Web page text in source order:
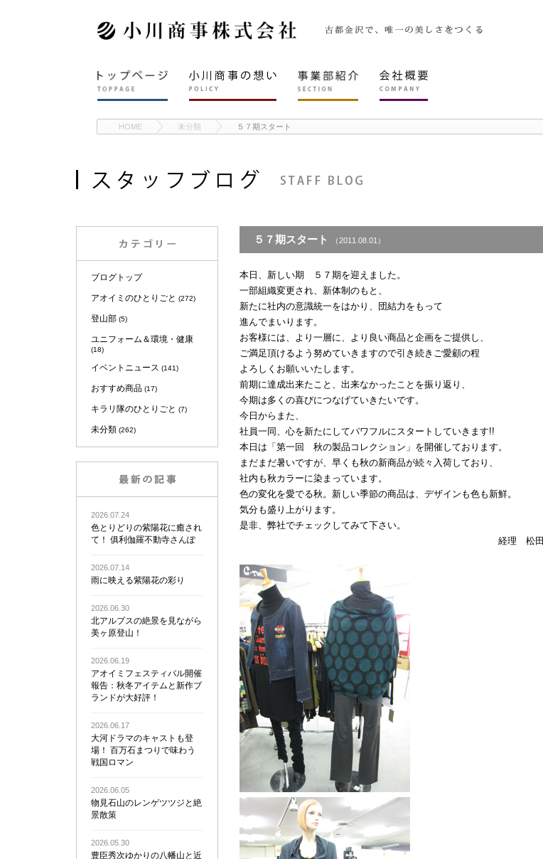
HOME 未分類 ５７期スタート
ブログトップ
アオイミのひとりごと (272)
登山部 (5)
ユニフォーム＆環境・健康
(18)
イベントニュース (141)
おすすめ商品 (17)
キラリ隊のひとりごと (7)
未分類 (262)
2026.07.24
色とりどりの紫陽花に癒され
て！ 俱利伽羅不動寺さんぽ
2026.07.14
雨に映える紫陽花の彩り
2026.06.30
北アルプスの絶景を見ながら
美ヶ原登山！
2026.06.19
アオイミフェスティバル開催
報告：秋冬アイテムと新作ブ
ランドが大好評！
2026.06.17
大河ドラマのキャストも登
場！ 百万石まつりで味わう
戦国ロマン
2026.06.05
物見石山のレンゲツツジと絶
景散策
2026.05.30
豊臣秀次ゆかりの八幡山と近
５７期スタート （2011.08.01）
本日、新しい期 ５７期を迎えました。
一部組織変更され、新体制のもと、
新たに社内の意識統一をはかり、団結力をもって
進んでまいります。
お客様には、より一層に、より良い商品と企画をご提供し、
ご満足頂けるよう努めていきますので引き続きご愛顧の程
よろしくお願いいたします。
前期に達成出来たこと、出来なかったことを振り返り、
今期は多くの喜びにつなげていきたいです。
今日からまた、
社員一同、心を新たにしてパワフルにスタートしていきます!!
本日は「第一回 秋の製品コレクション」を開催しております。
まだまだ暑いですが、早くも秋の新商品が続々入荷しており、
社内も秋カラーに染まっています。
色の変化を愛でる秋。新しい季節の商品は、デザインも色も新鮮。
気分も盛り上がります。
是非、弊社でチェックしてみて下さい。
経理 松田